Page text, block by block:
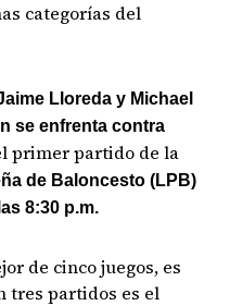
categorías del
Lloreda y Michael
se enfrenta contra
primer partido de la
de Baloncesto (LPB)
8:30 p.m.
de cinco juegos, es
tres partidos es el